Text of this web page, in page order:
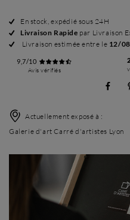
En stock, expédié sous 24H
Livraison Rapide par Livraison
Livraison estimée entre le 12/08
9,7/10
Avis vérifiés
Actuellement exposé à :
Galerie d'art Carré d'artistes Lyon